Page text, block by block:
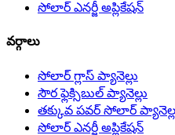
సోలార్ ఎనర్జీ అప్లికేషన్
వర్గాలు
సోలార్ గ్లాస్ ప్యానెల్లు
సౌర ఫ్లెక్సిబుల్ ప్యానెల్లు
తక్కువ పవర్ సోలార్
సోలార్ ఎనర్జీ అప్లికేషన్